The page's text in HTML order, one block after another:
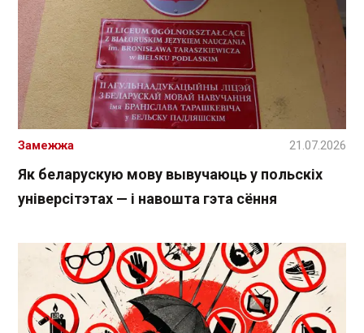
Як беларускую мову вывучаюць у польскіх
універсітэтах — і навошта гэта сёння
Замежжа 21.07.2026